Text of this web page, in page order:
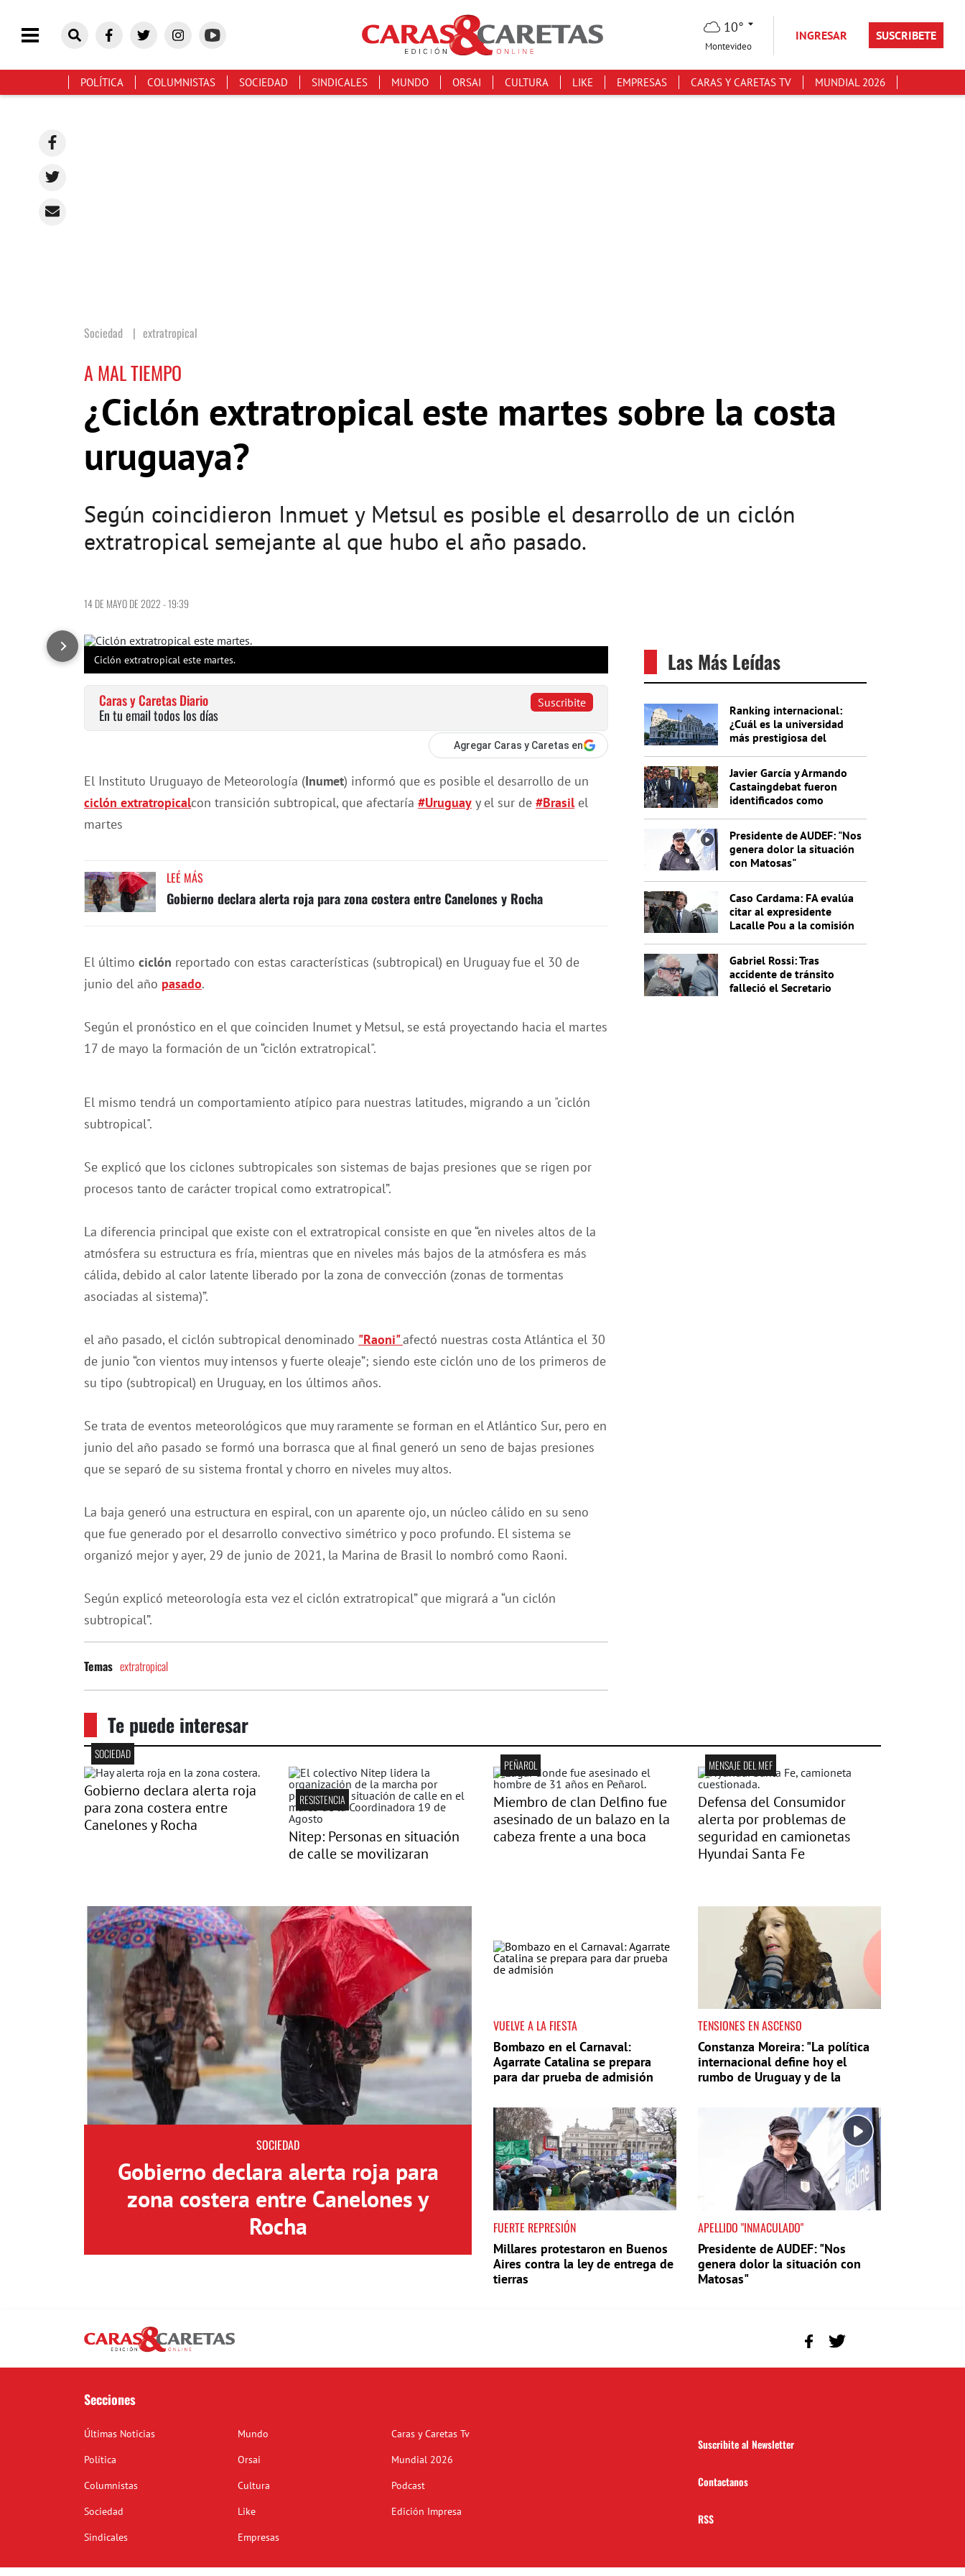
10°
Montevideo
INGRESAR SUSCRIBETE
POLÍTICA COLUMNISTAS SOCIEDAD SINDICALES MUNDO ORSAI CULTURA LIKE EMPRESAS CARAS Y CARETAS TV MUNDIAL 2026
Sociedad extratropical
A MAL TIEMPO
¿Ciclón extratropical este martes sobre la costa
uruguaya?
Según coincidieron Inmuet y Metsul es posible el desarrollo de un ciclón
extratropical semejante al que hubo el año pasado.
14 DE MAYO DE 2022 - 19:39
Ciclón extratropical este martes.
Suscribite
Caras y Caretas Diario
En tu email todos los días
Agregar Caras y Caretas en
El Instituto Uruguayo de Meteorología (Inumet) informó que es posible el desarrollo de un
ciclón extratropicalcon transición subtropical, que afectaría #Uruguay y el sur de #Brasilel
martes
LEÉ MÁS
Gobierno declara alerta roja para zona costera entre Canelones y Rocha
El último ciclón reportado con estas características (subtropical) en Uruguay fue el 30 de
junio del año pasado.
Según el pronóstico en el que coinciden Inumet y Metsul, se está proyectando hacia el martes
17 de mayo la formación de un “ciclón extratropical".
El mismo tendrá un comportamiento atípico para nuestras latitudes, migrando a un "ciclón
subtropical".
Se explicó que los ciclones subtropicales son sistemas de bajas presiones que se rigen por
procesos tanto de carácter tropical como extratropical”.
La diferencia principal que existe con el extratropical consiste en que “en niveles altos de la
atmósfera su estructura es fría, mientras que en niveles más bajos de la atmósfera es más
cálida, debido al calor latente liberado por la zona de convección (zonas de tormentas
asociadas al sistema)”.
el año pasado, el ciclón subtropical denominado "Raoni"afectó nuestras costa Atlántica el 30
de junio “con vientos muy intensos y fuerte oleaje”; siendo este ciclón uno de los primeros de
su tipo (subtropical) en Uruguay, en los últimos años.
Se trata de eventos meteorológicos que muy raramente se forman en el Atlántico Sur, pero en
junio del año pasado se formó una borrasca que al final generó un seno de bajas presiones
que se separó de su sistema frontal y chorro en niveles muy altos.
La baja generó una estructura en espiral, con un aparente ojo, un núcleo cálido en su seno
que fue generado por el desarrollo convectivo simétrico y poco profundo. El sistema se
organizó mejor y ayer, 29 de junio de 2021, la Marina de Brasil lo nombró como Raoni.
Según explicó meteorología esta vez el ciclón extratropical” que migrará a “un ciclón
subtropical”.
Temas extratropical
Las Más Leídas
Ranking internacional:
¿Cuál es la universidad
más prestigiosa del
Javier García y Armando
Castaingdebat fueron
identificados como
Presidente de AUDEF: "Nos
genera dolor la situación
con Matosas"
Caso Cardama: FA evalúa
citar al expresidente
Lacalle Pou a la comisión
Gabriel Rossi: Tras
accidente de tránsito
falleció el Secretario
Te puede interesar
SOCIEDAD
Gobierno declara alerta roja
para zona costera entre
Canelones y Rocha
RESISTENCIA
Nitep: Personas en situación
de calle se movilizaran
PEÑAROL
Miembro de clan Delfino fue
asesinado de un balazo en la
cabeza frente a una boca
MENSAJE DEL MEF
Defensa del Consumidor
alerta por problemas de
seguridad en camionetas
Hyundai Santa Fe
SOCIEDAD
Gobierno declara alerta roja para
zona costera entre Canelones y
Rocha
VUELVE A LA FIESTA
Bombazo en el Carnaval:
Agarrate Catalina se prepara
para dar prueba de admisión
TENSIONES EN ASCENSO
Constanza Moreira: "La política
internacional define hoy el
rumbo de Uruguay y de la
FUERTE REPRESIÓN
Millares protestaron en Buenos
Aires contra la ley de entrega de
tierras
APELLIDO "INMACULADO"
Presidente de AUDEF: "Nos
genera dolor la situación con
Matosas"
Secciones
Últimas Noticias
Política
Columnistas
Sociedad
Sindicales
Mundo
Orsai
Cultura
Like
Empresas
Caras y Caretas Tv
Mundial 2026
Podcast
Edición Impresa
Suscribite al Newsletter
Contactanos
RSS